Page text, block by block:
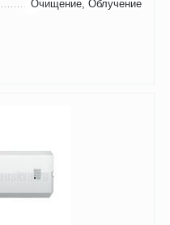
Очищение, Облучение